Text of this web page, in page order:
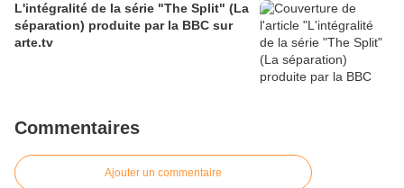
L'intégralité de la série "The Split" (La
séparation) produite par la BBC sur
arte.tv
Commentaires
Ajouter un commentaire